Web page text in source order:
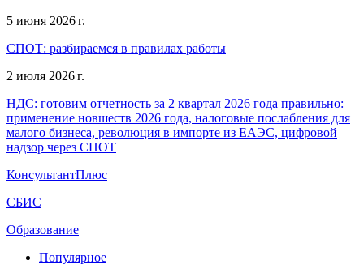
5 июня 2026 г.
СПОТ: разбираемся в правилах работы
2 июля 2026 г.
НДС: готовим отчетность за 2 квартал 2026 года правильно:
применение новшеств 2026 года, налоговые послабления для
малого бизнеса, революция в импорте из ЕАЭС, цифровой
надзор через СПОТ
КонсультантПлюс
СБИС
Образование
Популярное